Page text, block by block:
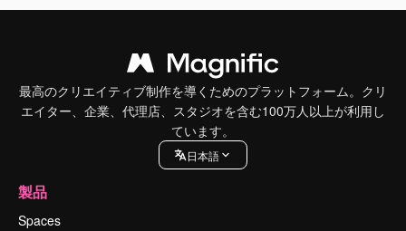
最高のクリエイティブ制作を導くためのプラットフォーム。クリ
エイター、企業、代理店、スタジオを含む100万人以上が利用し
ています。
日本語
製品
Spaces